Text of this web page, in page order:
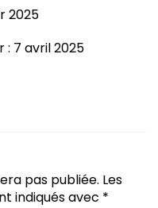
2025
: 7 avril 2025
pas publiée. Les
indiqués avec *